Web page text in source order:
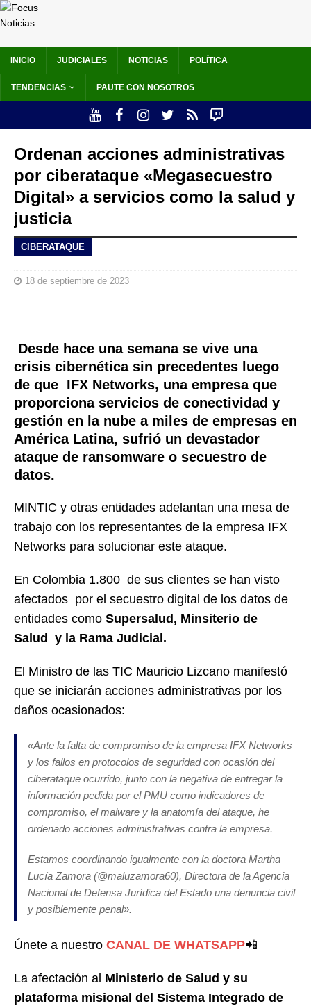
INICIO JUDICIALES NOTICIAS POLÍTICA
TENDENCIAS PAUTE CON NOSOTROS
Ordenan acciones administrativas
por ciberataque «Megasecuestro
Digital» a servicios como la salud y
justicia
CIBERATAQUE
18 de septiembre de 2023
Desde hace una semana se vive una
crisis cibernética sin precedentes luego
de que IFX Networks, una empresa que
proporciona servicios de conectividad y
gestión en la nube a miles de empresas en
América Latina, sufrió un devastador
ataque de ransomware o secuestro de
datos.
MINTIC y otras entidades adelantan una mesa de
trabajo con los representantes de la empresa IFX
Networks para solucionar este ataque.
En Colombia 1.800 de sus clientes se han visto
afectados por el secuestro digital de los datos de
entidades como Supersalud, Minsiterio de
Salud y la Rama Judicial.
El Ministro de las TIC Mauricio Lizcano manifestó
que se iniciarán acciones administrativas por los
daños ocasionados:
«Ante la falta de compromiso de la empresa IFX Networks
y los fallos en protocolos de seguridad con ocasión del
ciberataque ocurrido, junto con la negativa de entregar la
información pedida por el PMU como indicadores de
compromiso, el malware y la anatomía del ataque, he
ordenado acciones administrativas contra la empresa.
Estamos coordinando igualmente con la doctora Martha
Lucía Zamora (@maluzamora60), Directora de la Agencia
Nacional de Defensa Jurídica del Estado una denuncia civil
y posiblemente penal».
Únete a nuestro CANAL DE WHATSAPP📲
La afectación al Ministerio de Salud y su
plataforma misional del Sistema Integrado de